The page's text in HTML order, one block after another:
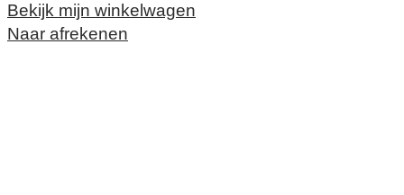
in
Bekijk mijn winkelwagen
Naar afrekenen